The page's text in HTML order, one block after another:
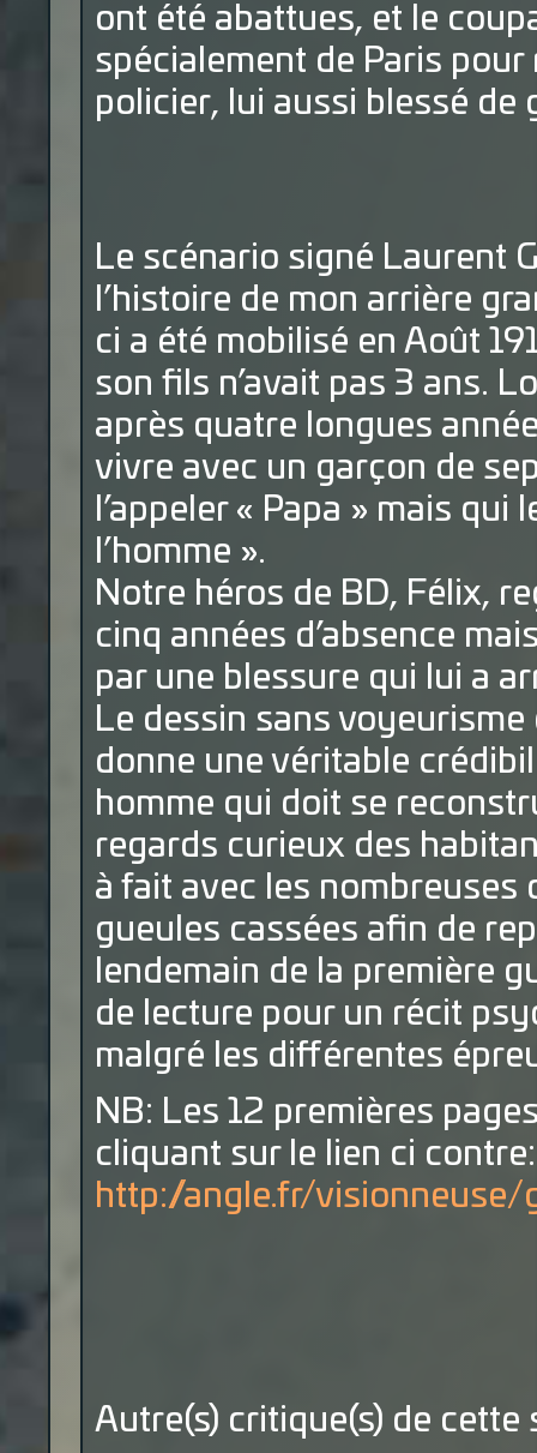
ont été abattues, et le
spécialement de Paris
policier, lui aussi blessé de
Le scénario signé Laurent
l’histoire de mon arrière
ci a été mobilisé en Août
son fils n’avait pas 3 ans.
après quatre longues
vivre avec un garçon de
l’appeler « Papa » mais
l’homme ».
Notre héros de BD, Félix,
cinq années d’absence
par une blessure qui lui a
Le dessin sans
donne une véritable
homme qui doit se
regards curieux des
à fait avec les
gueules cassées afin de
lendemain de la première
de lecture pour un récit
malgré les différentes
NB: Les 12 premières
cliquant sur le lien ci contre:
http://angle.fr/
Autre(s) critique(s) de cette